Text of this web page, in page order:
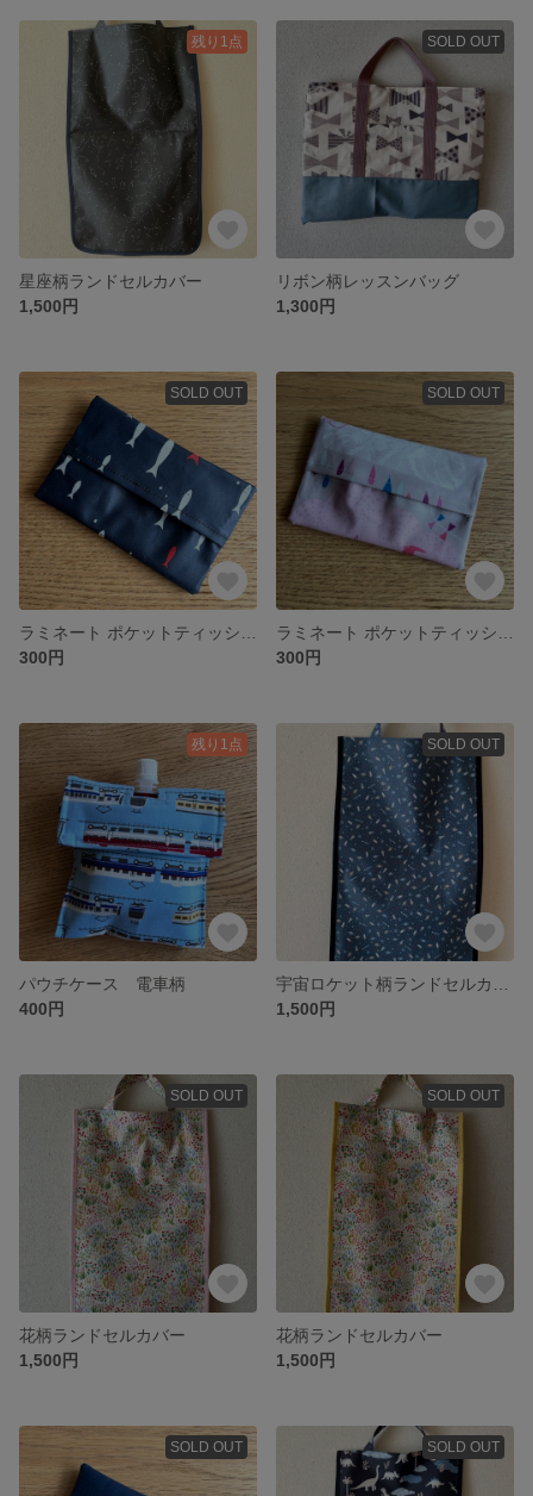
残り1点
星座柄ランドセルカバー
1,500円
SOLD OUT
リボン柄レッスンバッグ
1,300円
SOLD OUT
300円
SOLD OUT
300円
残り1点
パウチケース 電車柄
400円
SOLD OUT
1,500円
SOLD OUT
花柄ランドセルカバー
1,500円
SOLD OUT
花柄ランドセルカバー
1,500円
SOLD OUT SOLD OUT